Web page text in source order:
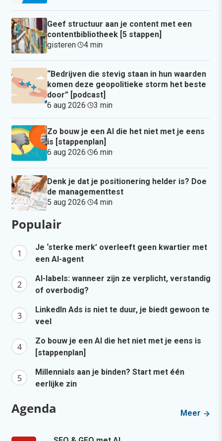
Geef structuur aan je content met een
contentbibliotheek [5 stappen]
gisteren· 4 min·
“Bedrijven die stevig staan in hun waarden
komen deze geopolitieke storm het beste
door” [podcast]
6 aug 2026· 3 min·
Zo bouw je een AI die het niet met je eens
is [stappenplan]
6 aug 2026· 6 min·
Denk je dat je positionering helder is? Doe
de managementtest
5 aug 2026· 4 min·
Populair
Je ‘sterke merk’ overleeft geen kwartier met
een AI-agent
AI-labels: wanneer zijn ze verplicht, verstandig
of overbodig?
LinkedIn Ads is niet te duur, je biedt gewoon te
veel
Zo bouw je een AI die het niet met je eens is
[stappenplan]
Millennials aan je binden? Start met één
eerlijke zin
Agenda Meer